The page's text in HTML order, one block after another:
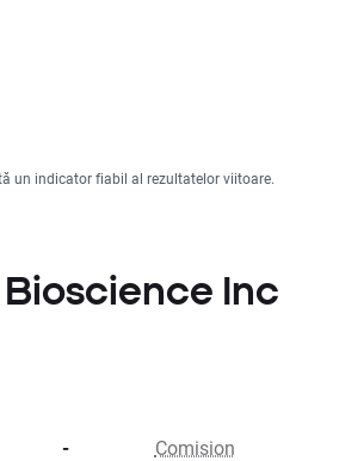
un indicator fiabil al rezultatelor viitoare.
Inc
- Comision